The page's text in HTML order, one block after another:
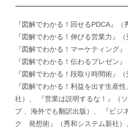
『図解でわかる！回せるPDCA』（
『図解でわかる！伸びる営業力』（
『図解でわかる！マーケティング
『図解でわかる！伝わるプレゼン
『図解でわかる！段取り時間術』（
『図解でわかる！利益を出す生産
社）、 『営業は説明するな！』（
ブ 、海外でも翻訳出版）、 『ビジ
ク 発想術』（秀和システム新社）